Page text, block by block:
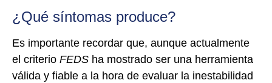
¿Qué síntomas produce?
Es importante recordar que, aunque actualmente
el criterio FEDS ha mostrado ser una herramienta
válida y fiable a la hora de evaluar la inestabilidad